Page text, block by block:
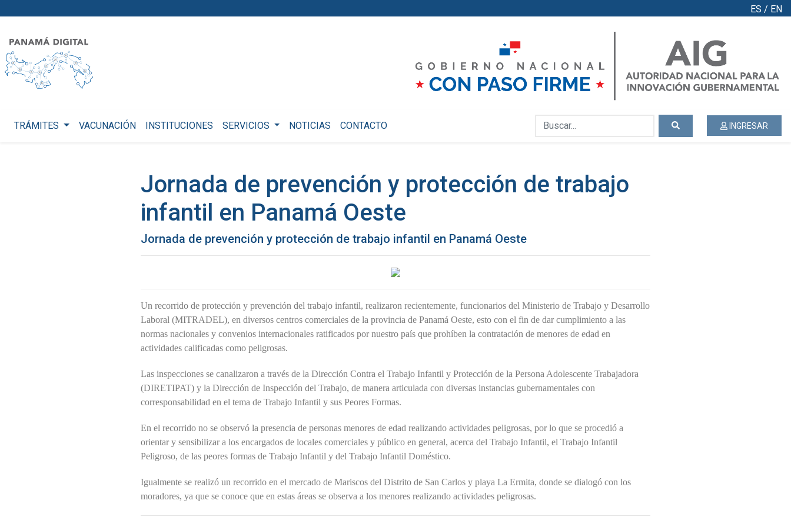
ES / EN
INGRESAR
TRÁMITES VACUNACIÓN INSTITUCIONES SERVICIOS NOTICIAS CONTACTO
Jornada de prevención y protección de trabajo
infantil en Panamá Oeste
Jornada de prevención y protección de trabajo infantil en Panamá Oeste
Un recorrido de protección y prevención del trabajo infantil, realizaron recientemente, funcionarios del Ministerio de Trabajo y Desarrollo
Laboral (MITRADEL), en diversos centros comerciales de la provincia de Panamá Oeste, esto con el fin de dar cumplimiento a las
normas nacionales y convenios internacionales ratificados por nuestro país que prohíben la contratación de menores de edad en
actividades calificadas como peligrosas.
Las inspecciones se canalizaron a través de la Dirección Contra el Trabajo Infantil y Protección de la Persona Adolescente Trabajadora
(DIRETIPAT) y la Dirección de Inspección del Trabajo, de manera articulada con diversas instancias gubernamentales con
corresponsabilidad en el tema de Trabajo Infantil y sus Peores Formas.
En el recorrido no se observó la presencia de personas menores de edad realizando actividades peligrosas, por lo que se procedió a
orientar y sensibilizar a los encargados de locales comerciales y público en general, acerca del Trabajo Infantil, el Trabajo Infantil
Peligroso, de las peores formas de Trabajo Infantil y del Trabajo Infantil Doméstico.
Igualmente se realizó un recorrido en el mercado de Mariscos del Distrito de San Carlos y playa La Ermita, donde se dialogó con los
moradores, ya que se conoce que en estas áreas se observa a los menores realizando actividades peligrosas.